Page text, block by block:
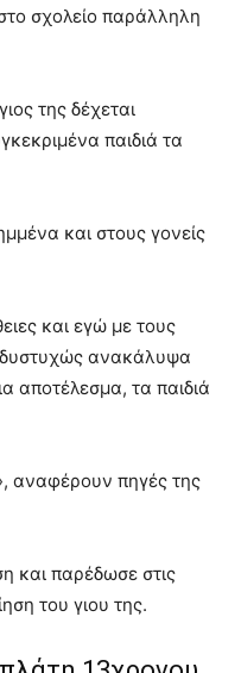
σχολείο παράλληλη
της δέχεται
παιδιά τα
και στους γονείς
και εγώ με τους
δυστυχώς ανακάλυψα
αποτέλεσμα, τα παιδιά
αναφέρουν πηγές της
και παρέδωσε στις
του γιου της.